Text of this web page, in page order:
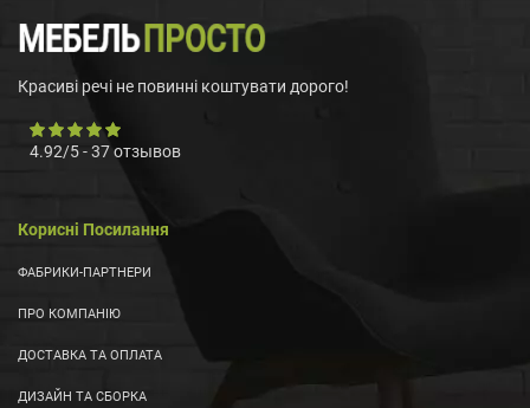
Красиві речі не повинні коштувати дорого!
4.92/5-37отзывов
Корисні Посилання
ФАБРИКИ-ПАРТНЕРИ
ПРО КОМПАНІЮ
ДОСТАВКА ТА ОПЛАТА
ДИЗАЙН ТА СБОРКА